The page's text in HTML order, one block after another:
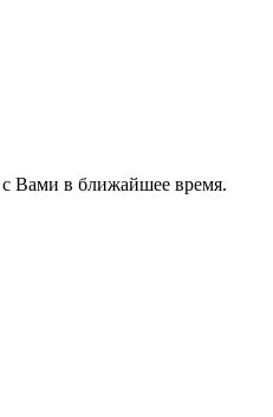
Вами в ближайшее время.